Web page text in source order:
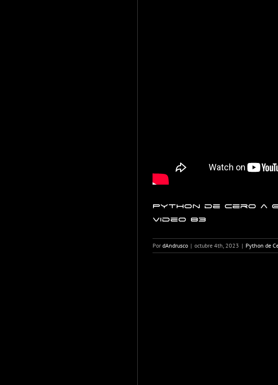
Python de Cero a
Video 83
Por dAndrusco | octubre 4th, 2023 | Python de